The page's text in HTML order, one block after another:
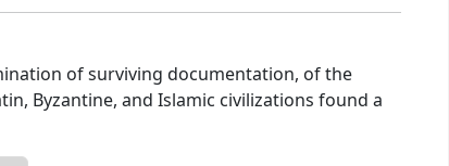
of surviving documentation, of the
Byzantine, and Islamic civilizations found a